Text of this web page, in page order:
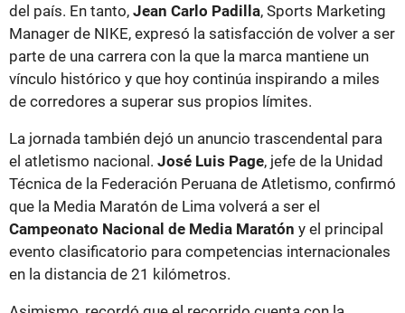
del país. En tanto, Jean Carlo Padilla, Sports Marketing
Manager de NIKE, expresó la satisfacción de volver a ser
parte de una carrera con la que la marca mantiene un
vínculo histórico y que hoy continúa inspirando a miles
de corredores a superar sus propios límites.
La jornada también dejó un anuncio trascendental para
el atletismo nacional. José Luis Page, jefe de la Unidad
Técnica de la Federación Peruana de Atletismo, confirmó
que la Media Maratón de Lima volverá a ser el
Campeonato Nacional de Media Maratón y el principal
evento clasificatorio para competencias internacionales
en la distancia de 21 kilómetros.